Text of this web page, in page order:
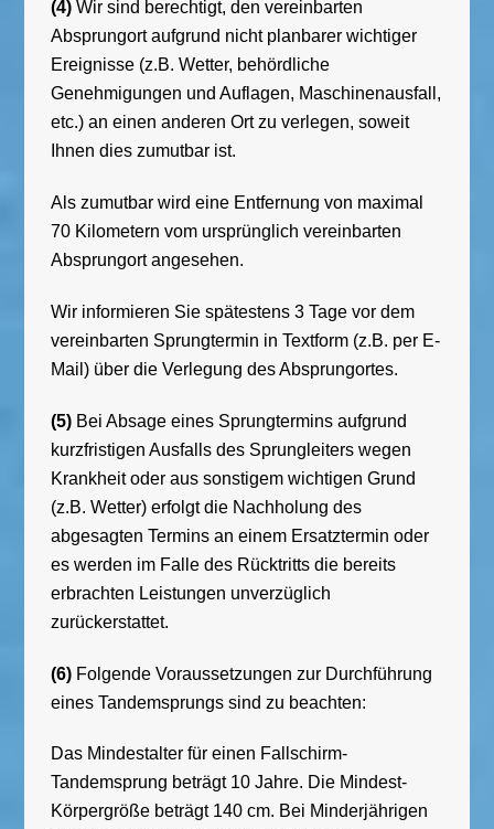
(4) Wir sind berechtigt, den vereinbarten
Absprungort aufgrund nicht planbarer wichtiger
Ereignisse (z.B. Wetter, behördliche
Genehmigungen und Auflagen, Maschinenausfall,
etc.) an einen anderen Ort zu verlegen, soweit
Ihnen dies zumutbar ist.
Als zumutbar wird eine Entfernung von maximal
70 Kilometern vom ursprünglich vereinbarten
Absprungort angesehen.
Wir informieren Sie spätestens 3 Tage vor dem
vereinbarten Sprungtermin in Textform (z.B. per E-
Mail) über die Verlegung des Absprungortes.
(5) Bei Absage eines Sprungtermins aufgrund
kurzfristigen Ausfalls des Sprungleiters wegen
Krankheit oder aus sonstigem wichtigen Grund
(z.B. Wetter) erfolgt die Nachholung des
abgesagten Termins an einem Ersatztermin oder
es werden im Falle des Rücktritts die bereits
erbrachten Leistungen unverzüglich
zurückerstattet.
(6) Folgende Voraussetzungen zur Durchführung
eines Tandemsprungs sind zu beachten:
Das Mindestalter für einen Fallschirm-
Tandemsprung beträgt 10 Jahre. Die Mindest-
Körpergröße beträgt 140 cm. Bei Minderjährigen